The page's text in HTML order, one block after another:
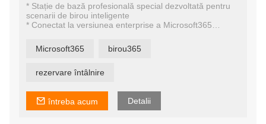
* Stație de bază profesională special dezvoltată pentru
scenarii de birou inteligente
* Conectat la versiunea enterprise a Microsoft365
* Rezervare inteligentă prin Microsoft365
* Potrivit pentru săli de conferințe/birouri/școli etc.
* Singura fabrică de cercetare și dezvoltare de hârtie
Microsoft365 birou365
rezervare întâlnire
întreba acum Detalii